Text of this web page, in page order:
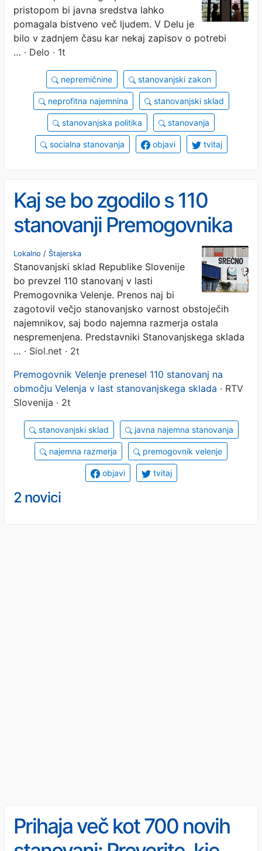
pristopom bi javna sredstva lahko
pomagala bistveno več ljudem. V Delu je
bilo v zadnjem času kar nekaj zapisov o potrebi
… · Delo · 1t
nepremičnine stanovanjski zakon
neprofitna najemnina stanovanjski sklad
stanovanjska politika stanovanja
socialna stanovanja objavi tvitaj
Kaj se bo zgodilo s 110
stanovanji Premogovnika
Velenje?
Lokalno / Štajerska
Stanovanjski sklad Republike Slovenije
bo prevzel 110 stanovanj v lasti
Premogovnika Velenje. Prenos naj bi
zagotovil večjo stanovanjsko varnost obstoječih
najemnikov, saj bodo najemna razmerja ostala
nespremenjena. Predstavniki Stanovanjskega sklada
… · Siol.net · 2t
Premogovnik Velenje prenesel 110 stanovanj na
območju Velenja v last stanovanjskega sklada · RTV
Slovenija · 2t
stanovanjski sklad javna najemna stanovanja
najemna razmerja premogovnik velenje
objavi tvitaj
2 novici
Prihaja več kot 700 novih